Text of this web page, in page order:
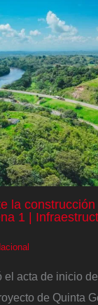
la
1 |
el acta de inicio
de Quinta